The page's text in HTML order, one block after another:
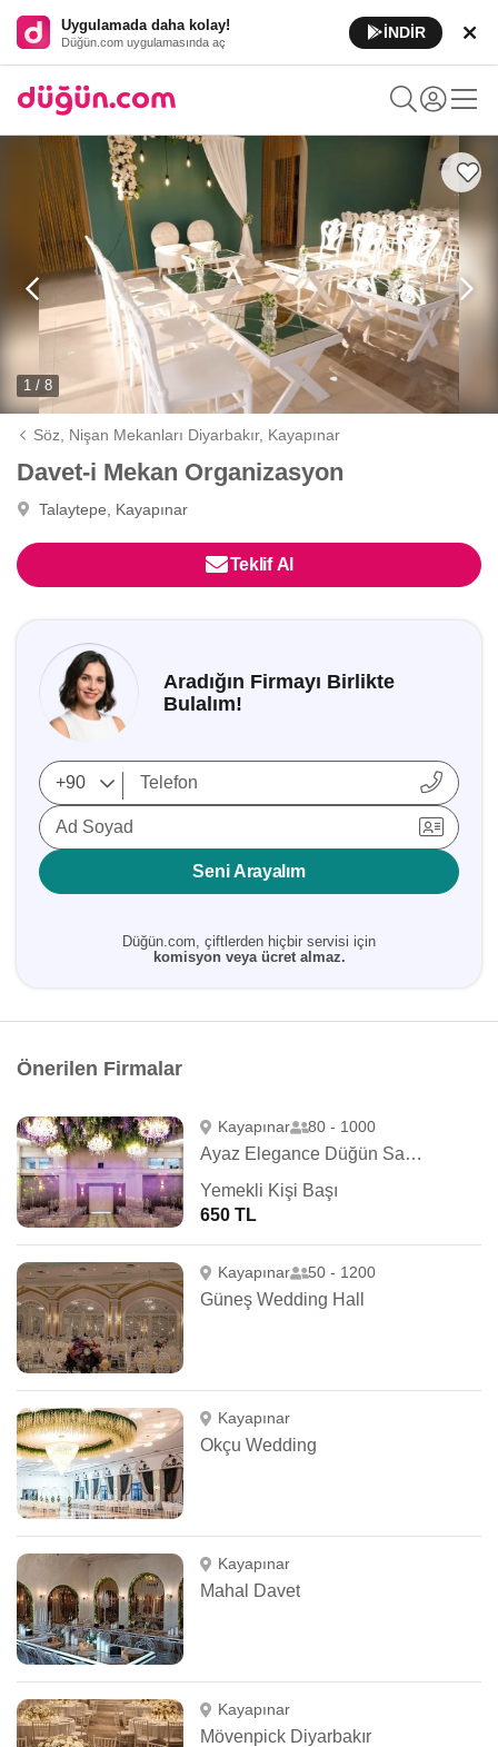
Uygulamada daha kolay!
Düğün.com uygulamasında aç
İNDİR
1 / 8
Söz, Nişan Mekanları Diyarbakır, Kayapınar
Davet-i Mekan Organizasyon
Talaytepe, Kayapınar
Teklif Al
Aradığın Firmayı Birlikte
Bulalım!
Ad Soyad
Seni Arayalım
Düğün.com, çiftlerden hiçbir servisi için
komisyon veya ücret almaz.
Önerilen Firmalar
Kayapınar 80 - 1000
Ayaz Elegance Düğün Salonu
Yemekli Kişi Başı
650 TL
Kayapınar 50 - 1200
Güneş Wedding Hall
Kayapınar
Okçu Wedding
Kayapınar
Mahal Davet
Kayapınar
Mövenpick Diyarbakır